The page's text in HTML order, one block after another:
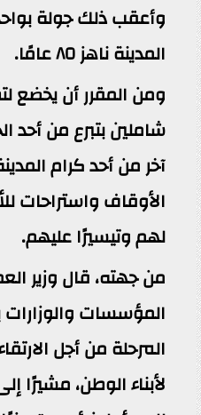
وأعقب ذلك جولة
المدينة ناهز ٨٥ عامًا.
ومن المقرر أن يخضع
شاملين بتبرع من أحد
آخر من أحد كرام
الأوقاف واستراحات
لهم وتيسيرًا عليهم.
من جهته، قال وزير
المؤسسات
المرحلة من أجل
لأبناء الوطن، مشيرًا